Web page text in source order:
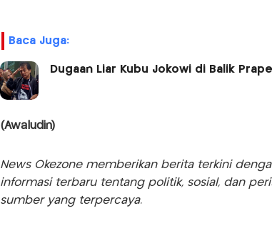
Baca Juga:
Dugaan Liar Kubu Jokowi di Balik
(Awaludin)
News Okezone memberikan berita terkini
informasi terbaru tentang politik, sosial, dan
sumber yang terpercaya.